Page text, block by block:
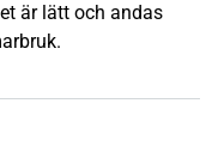
är lätt och andas